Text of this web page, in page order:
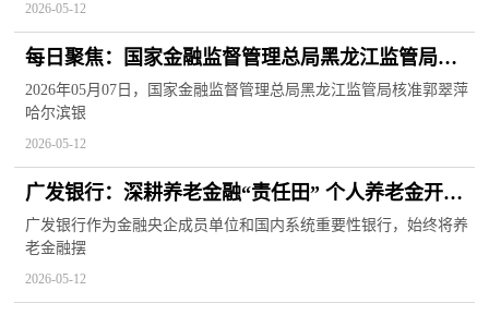
2026-05-12
每日聚焦：国家金融监督管理总局黑龙江监管局核
准郭翠萍哈尔滨银行股份有限公司哈尔滨分行副行
长任职资格
2026年05月07日，国家金融监督管理总局黑龙江监管局核准郭翠萍
哈尔滨银
2026-05-12
广发银行：深耕养老金融“责任田” 个人养老金开户
数346万_热头条
广发银行作为金融央企成员单位和国内系统重要性银行，始终将养
老金融摆
2026-05-12